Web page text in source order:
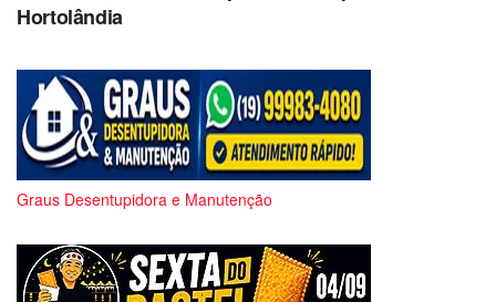
Hortolândia
Graus Desentupidora e Manutenção